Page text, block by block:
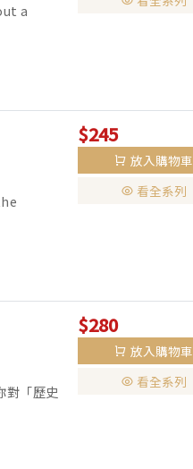
a
$245
放入購物車
看全系列
對「歷史
$280
放入購物車
看全系列